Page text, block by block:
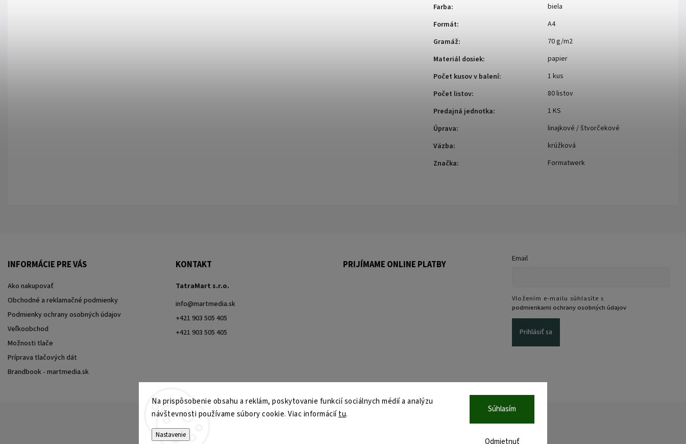
Na prispôsobenie obsahu a reklám, poskytovanie funkcií sociálnych médií a analýzu
návštevnosti používame súbory cookie. Viac informáciítu.
Nastavenie
Odmietnuť
Súhlasím
Farba:
biela
Formát:
A4
Gramáž:
70 g/m2
Materiál dosiek:
papier
Počet kusov v balení:
1 kus
Počet listov:
80 listov
Predajná jednotka:
1 KS
Úprava:
linajkové / štvorčekové
Väzba:
krúžková
Značka: Formatwerk
INFORMÁCIE PRE VÁS
Ako nakupovať
Obchodné a reklamačné podmienky
Podmienky ochrany osobných údajov
Veľkoobchod
Možnosti tlače
Príprava tlačových dát
Brandbook - martmedia.sk
KONTAKT
TatraMart s.r.o.
info@martmedia.sk
+421 903 505 405
+421 903 505 405
PRIJÍMAME ONLINE PLATBY
Email
Vložením e-mailu súhlasíte s
podmienkami ochrany osobných údajov
Prihlásiť sa